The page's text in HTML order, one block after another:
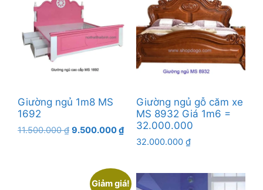
Giường ngủ 1m8 MS
1692
11.500.000₫ Giá
11.500.000 ₫.
9.500.000₫Giá
hiện
9.500.000 ₫.
Giường ngủ gỗ căm xe
MS 8932 Giá 1m6 =
32.000.000
32.000.000 ₫
Giảm giá!